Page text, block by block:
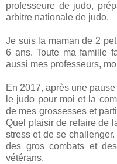
professeure de judo,
arbitre nationale de judo.
Je suis la maman de 2
6 ans. Toute ma famille
aussi mes professeurs,
En 2017, après une
le judo pour moi et la
de mes grossesses et
Quel plaisir de refaire de
stress et de se
des gros combats et
vétérans.